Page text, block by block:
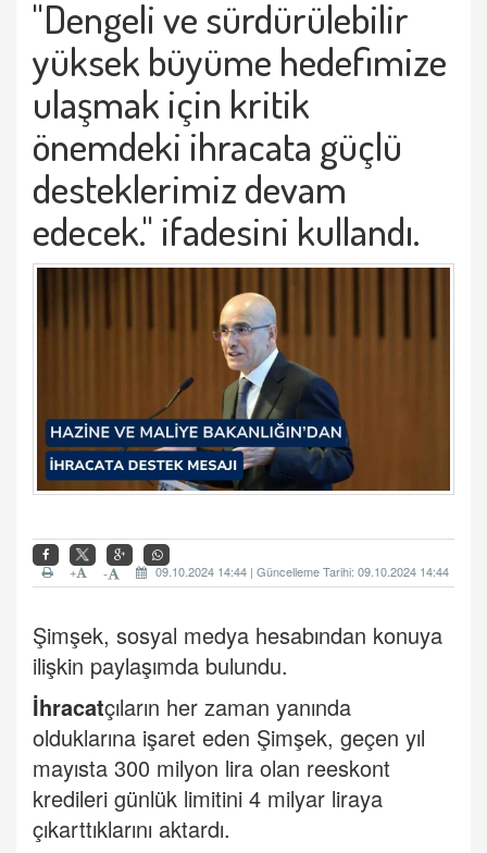
"Dengeli ve sürdürülebilir
yüksek büyüme hedefimize
ulaşmak için kritik
önemdeki ihracata güçlü
desteklerimiz devam
edecek." ifadesini kullandı.
09.10.2024 14:44 | Güncelleme Tarihi: 09.10.2024 14:44
-
+
Şimşek, sosyal medya hesabından konuya
ilişkin paylaşımda bulundu.
İhracatçıların her zaman yanında
olduklarına işaret eden Şimşek, geçen yıl
mayısta 300 milyon lira olan reeskont
kredileri günlük limitini 4 milyar liraya
çıkarttıklarını aktardı.